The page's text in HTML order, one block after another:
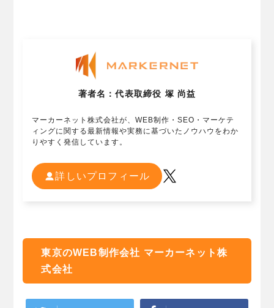
著者名：代表取締役 塚 尚益
マーカーネット株式会社が、WEB制作・SEO・マーケテ
ィングに関する最新情報や実務に基づいたノウハウをわか
りやすく発信しています。
詳しいプロフィール
東京のWEB制作会社 マーカーネット株
式会社